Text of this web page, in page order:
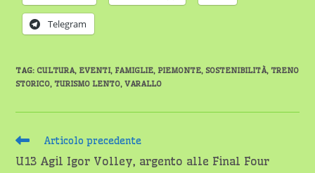
Telegram
TAG: CULTURA, EVENTI, FAMIGLIE, PIEMONTE, SOSTENIBILITÀ, TRENO
STORICO, TURISMO LENTO, VARALLO
Leggi
articoli
Articolo precedente
U13 Agil Igor Volley, argento alle Final Four